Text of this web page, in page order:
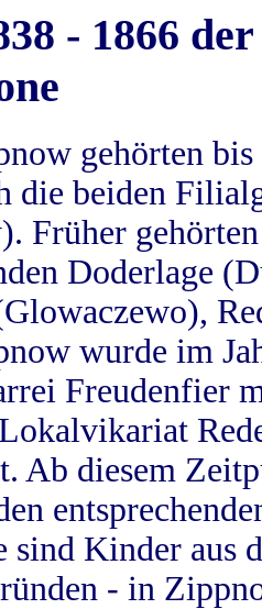
- 1866
gehörten
die beiden
Früher
Doderlage
wurde im
Freudenfier
Ab diesem
sind Kinder aus
- in